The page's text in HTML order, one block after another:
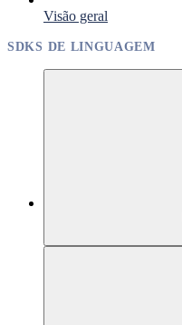
Visão geral
SDKS DE LINGUAGEM